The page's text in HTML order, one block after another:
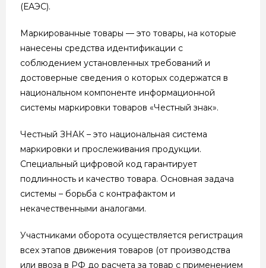
(ЕАЭС).
Маркированные товары — это товары, на которые
нанесены средства идентификации с
соблюдением установленных требований и
достоверные сведения о которых содержатся в
национальном компоненте информационной
системы маркировки товаров «Честный знак».
Честный ЗНАК – это национальная система
маркировки и прослеживания продукции.
Специальный цифровой код гарантирует
подлинность и качество товара. Основная задача
системы – борьба с контрафактом и
некачественными аналогами.
Участниками оборота осуществляется регистрация
всех этапов движения товаров (от производства
или ввоза в РФ до расчета за товар с применением